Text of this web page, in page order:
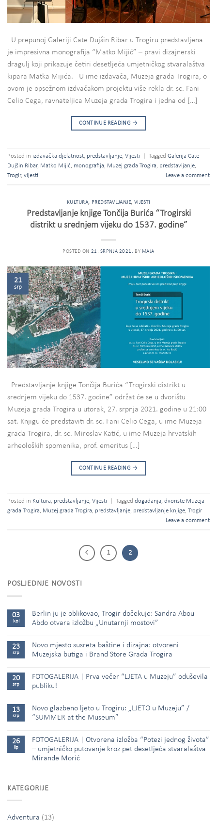
U prepunoj Galeriji Cate Dujšin Ribar u Trogiru predstavljena
je impresivna monografija “Matko Mijić” – pravi dizajnerski
dragulj koji prikazuje četiri desetljeća umjetničkog stvaralaštva
kipara Matka Mijića. U ime izdavača, Muzeja grada Trogira, o
ovom je opsežnom izdvačakom projektu više rekla dr. sc. Fani
Celio Cega, ravnateljica Muzeja grada Trogira i jedna od […]
CONTINUE READING →
Posted in izdavačka djelatnost, predstavljanje, Vijesti Tagged Galerija Cate
Dujšin Ribar, Matko Mijić, monografija, Muzej grada Trogira, predstavljanje,
Trogir, vijesti Leave a comment
KULTURA, PREDSTAVLJANJE, VIJESTI
Predstavljanje knjige Tončija Burića “Trogirski
distrikt u srednjem vijeku do 1537. godine”
POSTED ON 21. SRPNJA 2021. BY MAJA
21
srp
Predstavljanje knjige Tončija Burića “Trogirski distrikt u
srednjem vijeku do 1537. godine” održat će se u dvorištu
Muzeja grada Trogira u utorak, 27. srpnja 2021. godine u 21:00
sat. Knjigu će predstaviti dr. sc. Fani Celio Cega, u ime Muzeja
grada Trogira, dr. sc. Miroslav Katić, u ime Muzeja hrvatskih
arheoloških spomenika, prof. emeritus […]
CONTINUE READING →
Posted in Kultura, predstavljanje, Vijesti Tagged događanja, dvorište Muzeja
grada Trogira, Muzej grada Trogira, predstavljanje, predstavljanje knjige, Trogir
Leave a comment
1 2
POSLJEDNJE NOVOSTI
03
kol
Berlin ju je oblikovao, Trogir dočekuje: Sandra Abou
Abdo otvara izložbu „Unutarnji mostovi”
23
srp
Novo mjesto susreta baštine i dizajna: otvoreni
Muzejska butiga i Brand Store Grada Trogira
20
srp
FOTOGALERIJA | Prva večer “LJETA u Muzeju” oduševila
publiku!
13
srp
Novo glazbeno ljeto u Trogiru: „LJETO u Muzeju” /
“SUMMER at the Museum”
26
lip
FOTOGALERIJA | Otvorena izložba “Potezi jednog života”
– umjetničko putovanje kroz pet desetljeća stvaralaštva
Mirande Morić
KATEGORIJE
Adventura (13)